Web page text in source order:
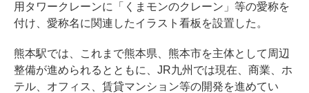
用タワークレーンに「くまモンのクレーン」等の愛称を
付け、愛称名に関連したイラスト看板を設置した。
熊本駅では、これまで熊本県、熊本市を主体として周辺
整備が進められるとともに、JR九州では現在、商業、ホ
テル、オフィス、賃貸マンション等の開発を進めてい